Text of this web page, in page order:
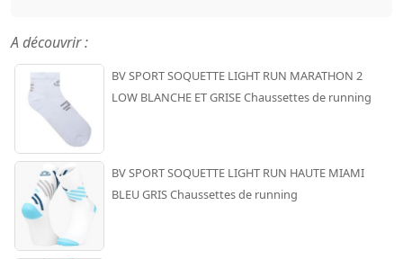
A découvrir :
BV SPORT SOQUETTE LIGHT RUN MARATHON 2
LOW BLANCHE ET GRISE Chaussettes de running
BV SPORT SOQUETTE LIGHT RUN HAUTE MIAMI
BLEU GRIS Chaussettes de running